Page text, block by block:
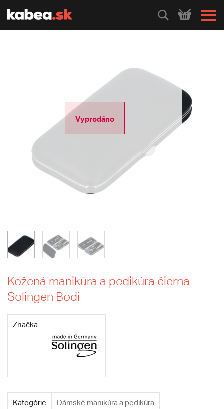
HLEDEJ
Vyprodáno
Kožená manikúra a pedikúra čierna -
Solingen Bodi
Značka
Kategórie Dámské manikúra a pedikúra